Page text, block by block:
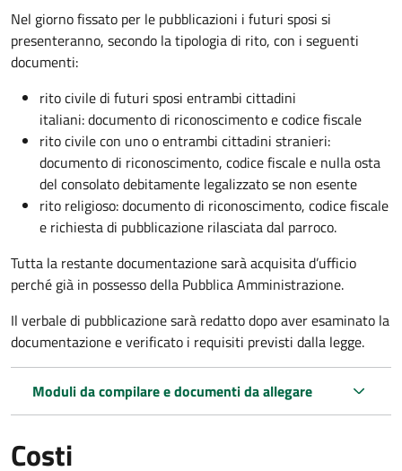
Nel giorno fissato per le pubblicazioni i futuri sposi si
presenteranno, secondo la tipologia di rito, con i seguenti
documenti:
rito civile di futuri sposi entrambi cittadini
italiani: documento di riconoscimento e codice fiscale
rito civile con uno o entrambi cittadini stranieri:
documento di riconoscimento, codice fiscale e nulla osta
del consolato debitamente legalizzato se non esente
rito religioso: documento di riconoscimento, codice fiscale
e richiesta di pubblicazione rilasciata dal parroco.
Tutta la restante documentazione sarà acquisita d’ufficio
perché già in possesso della Pubblica Amministrazione.
Il verbale di pubblicazione sarà redatto dopo aver esaminato la
documentazione e verificato i requisiti previsti dalla legge.
Moduli da compilare e documenti da allegare
Costi